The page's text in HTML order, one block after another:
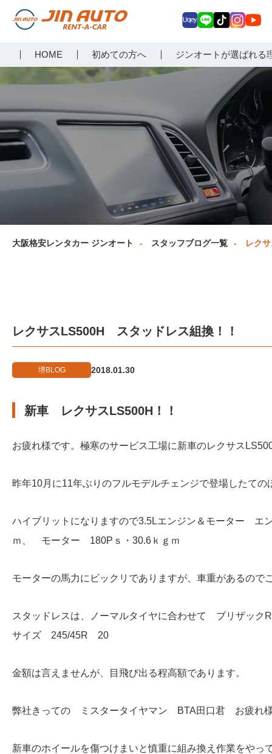
らジンオートレンタカー
HOME 初めての方へ ジンオートが選ばれる
ey E
Tokagr
am
uT
ub
大阪格安レンタカー ジンオート スタッフブログ一覧 レク
レクサスLS500H スタッドレス組換！！
堺BLOG 2018.01.30
新車 レクサスLS500H！！
お疲れ様です。極寒のサービス工場に新車のレクサス
昨年10月に11年ぶりのフルモデルチェンジで登場したて
ハイブリットになりますので3.5Lエンジン＆モーター エ
ｍ、 モーター 180Pｓ・30.6ｋｇｍ
モーターの馬力にビックリでありますが、車重があるので
スタッドレスは、ノーマルタイヤに合わせて ブリザック
サイズ 245/45R 20
金額は言えませんが、目飛び出る程高額であります。
弊社きっての ミスタータイヤマン BTA田口君 お疲れ
新車のホイールを傷つけまいと慎重に組み換え作業をやっ